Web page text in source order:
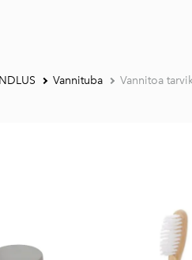
Vannituba Vannitoa